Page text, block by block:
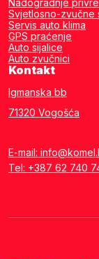
Nadogradnje
Svjetlosno-zvučne
Servis auto klima
GPS praćenje
Auto sijalice
Auto zvučnici
Kontakt
Igmanska bb
71320 Vogošća
E-mail:
Tel: +387 62 740